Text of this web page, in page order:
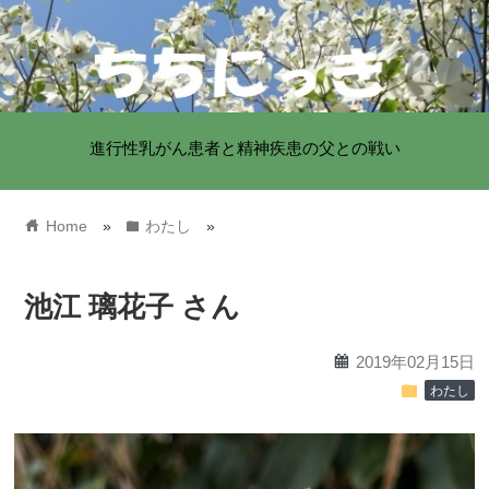
進行性乳がん患者と精神疾患の父との戦い
home Home » folder わたし »
池江 璃花子 さん
calendar 2019年02月15日
folder わたし